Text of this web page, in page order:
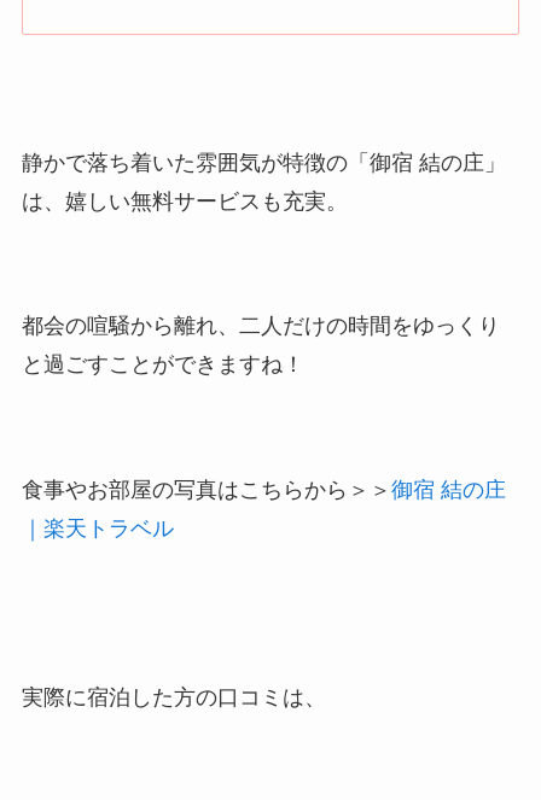
静かで落ち着いた雰囲気が特徴の「御宿 結の庄」
は、嬉しい無料サービスも充実。
都会の喧騒から離れ、二人だけの時間をゆっくり
と過ごすことができますね！
食事やお部屋の写真はこちらから＞＞ 御宿 結の庄
｜楽天トラベル
実際に宿泊した方の口コミは、